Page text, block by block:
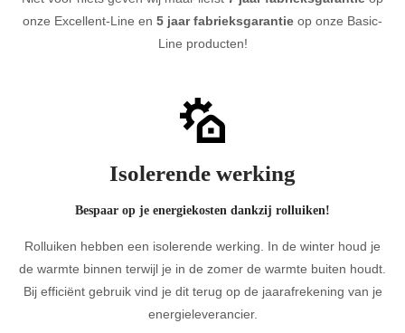
onze Excellent-Line en 5 jaar fabrieksgarantie op onze Basic-
Line producten!
Isolerende werking
Bespaar op je energiekosten dankzij rolluiken!
Rolluiken hebben een isolerende werking. In de winter houd je
de warmte binnen terwijl je in de zomer de warmte buiten houdt.
Bij efficiënt gebruik vind je dit terug op de jaarafrekening van je
energieleverancier.